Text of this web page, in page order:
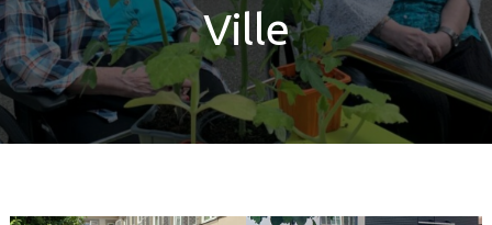
Ville